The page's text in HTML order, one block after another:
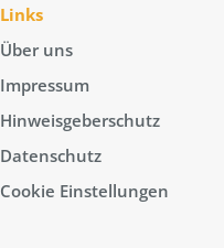
Links
Über uns
Impressum
Hinweisgeberschutz
Datenschutz
Cookie Einstellungen